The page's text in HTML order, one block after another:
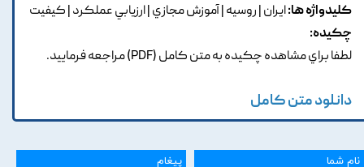
کلیدواژه ها:ايران | روسيه | آموزش مجازي | ارزيابي عملکرد | کيفيت
چکیده:
لطفا براي مشاهده چکيده به متن کامل (PDF) مراجعه فرماييد.
دانلود متن کامل